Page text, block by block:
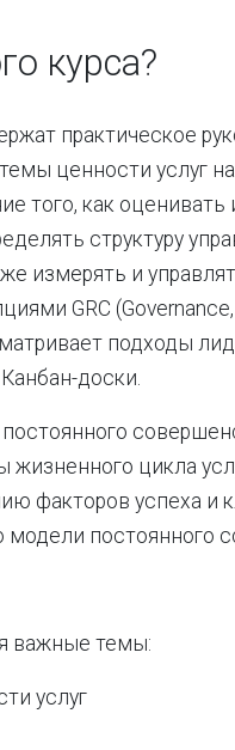
курса?
практическое
ценности услуг
того, как оценивать
структуру
измерять и
GRC
подходы
доски.
жизненного цикла
факторов успеха и
постоянного
важные темы:
услуг